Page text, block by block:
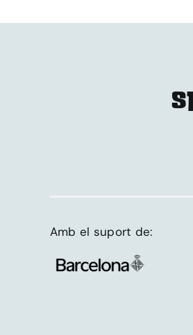
Amb el suport de: